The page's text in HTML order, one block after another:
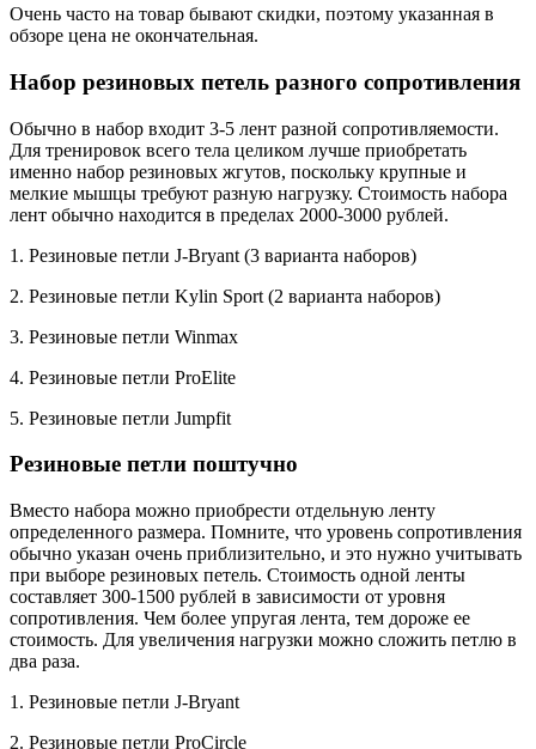
Очень часто на товар бывают скидки, поэтому указанная в
обзоре цена не окончательная.
Набор резиновых петель разного сопротивления
Обычно в набор входит 3-5 лент разной сопротивляемости.
Для тренировок всего тела целиком лучше приобретать
именно набор резиновых жгутов, поскольку крупные и
мелкие мышцы требуют разную нагрузку. Стоимость набора
лент обычно находится в пределах 2000-3000 рублей.
1. Резиновые петли J-Bryant (3 варианта наборов)
2. Резиновые петли Kylin Sport (2 варианта наборов)
3. Резиновые петли Winmax
4. Резиновые петли ProElite
5. Резиновые петли Jumpfit
Резиновые петли поштучно
Вместо набора можно приобрести отдельную ленту
определенного размера. Помните, что уровень сопротивления
обычно указан очень приблизительно, и это нужно учитывать
при выборе резиновых петель. Стоимость одной ленты
составляет 300-1500 рублей в зависимости от уровня
сопротивления. Чем более упругая лента, тем дороже ее
стоимость. Для увеличения нагрузки можно сложить петлю в
два раза.
1. Резиновые петли J-Bryant
2. Резиновые петли ProCircle